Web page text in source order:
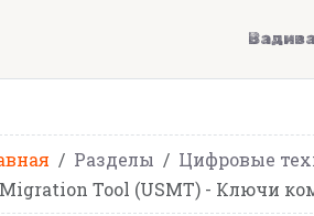
Разделы Цифровые
Tool (USMT) - Ключи